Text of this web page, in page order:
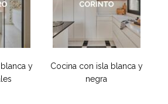
y
Cocina con isla blanca y
negra